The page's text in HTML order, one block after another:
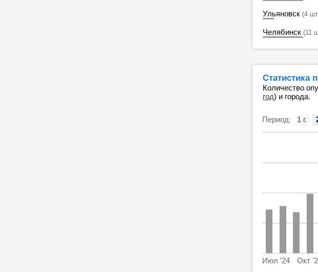
Ульяновск (4
Челябинск (11
Статистика
Количество
год) и города.
Период:
Июл '24 Окт
1 г.